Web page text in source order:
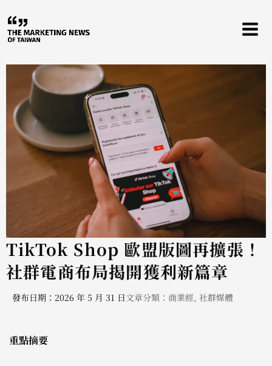
至
主
TikTok Shop 歐盟版圖再擴張！
社群電商布局揭開獲利新篇章
發布日期：2026 年 5 月 31 日文章分類： 商業經, 社群媒體
重點摘要